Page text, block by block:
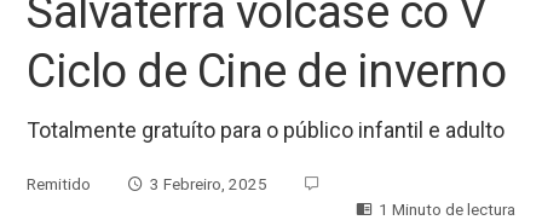
Salvaterra vólcase co V
Ciclo de Cine de inverno
Totalmente gratuíto para o público infantil e adulto
Remitido
3 Febreiro, 2025
1 Minuto de lectura